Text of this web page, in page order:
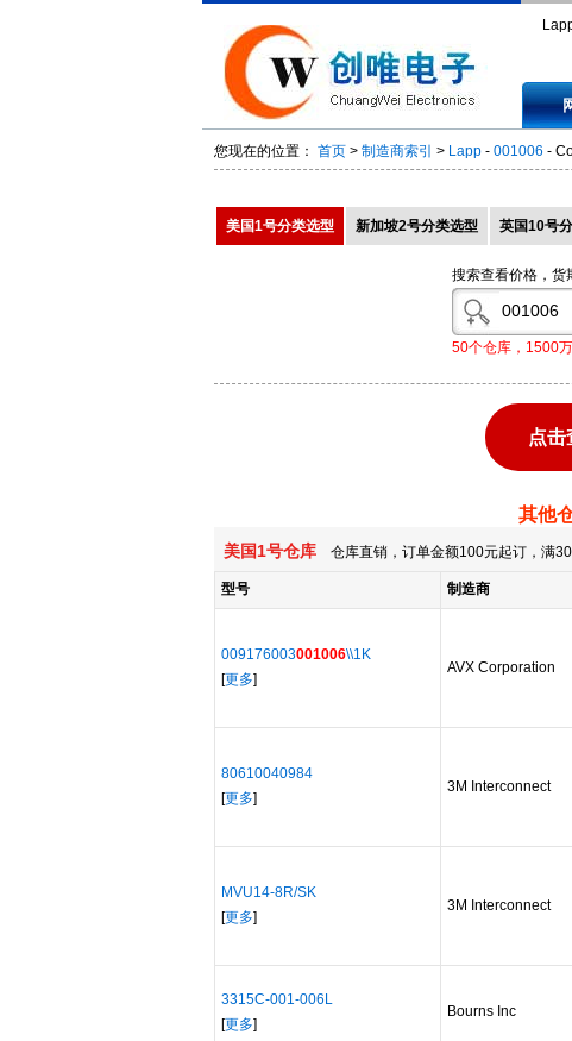
您现在的位置： 首页 > 制造商索引 > Lapp - 001006 -
美国1号分类选型 新加坡2号分类选型 英国10号
搜索查看价格，货
50个仓库，1500
点击
其他
美国1号仓库 仓库直销，订单金额100元起订，满
型号 制造商
009176003001006\\1K
[更多]
AVX Corporation
80610040984
[更多]
3M Interconnect
MVU14-8R/SK
[更多]
3M Interconnect
3315C-001-006L
[更多]
Bourns Inc